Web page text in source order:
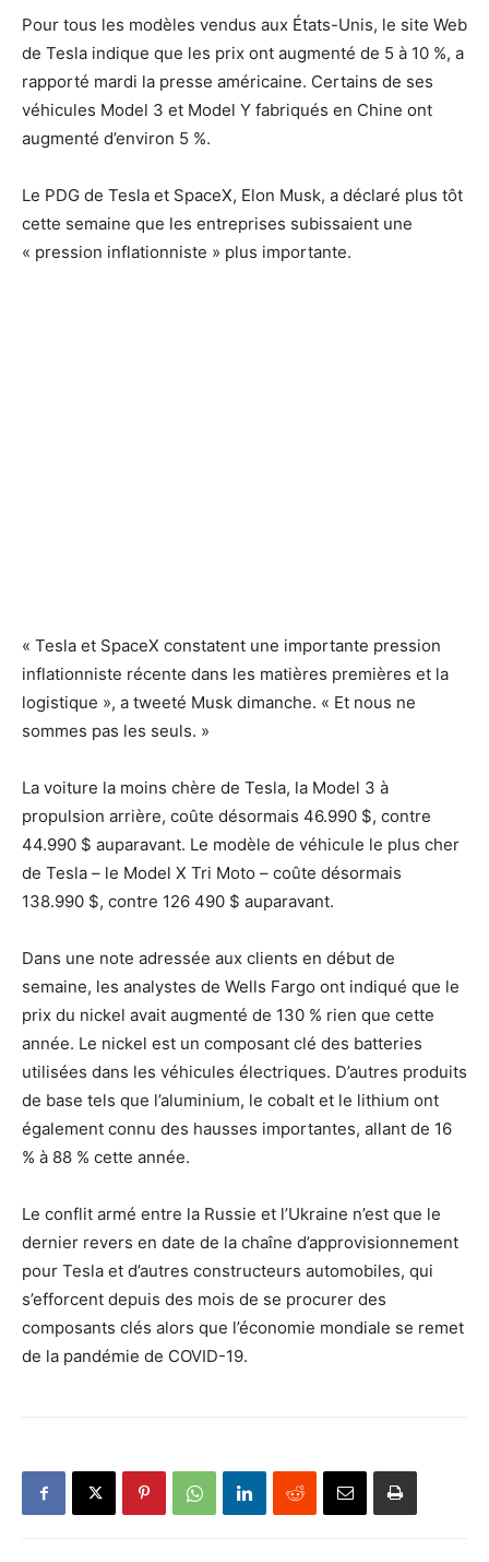
Pour tous les modèles vendus aux États-Unis, le site Web
de Tesla indique que les prix ont augmenté de 5 à 10 %, a
rapporté mardi la presse américaine. Certains de ses
véhicules Model 3 et Model Y fabriqués en Chine ont
augmenté d’environ 5 %.
Le PDG de Tesla et SpaceX, Elon Musk, a déclaré plus tôt
cette semaine que les entreprises subissaient une
« pression inflationniste » plus importante.
« Tesla et SpaceX constatent une importante pression
inflationniste récente dans les matières premières et la
logistique », a tweeté Musk dimanche. « Et nous ne
sommes pas les seuls. »
La voiture la moins chère de Tesla, la Model 3 à
propulsion arrière, coûte désormais 46.990 $, contre
44.990 $ auparavant. Le modèle de véhicule le plus cher
de Tesla – le Model X Tri Moto – coûte désormais
138.990 $, contre 126 490 $ auparavant.
Dans une note adressée aux clients en début de
semaine, les analystes de Wells Fargo ont indiqué que le
prix du nickel avait augmenté de 130 % rien que cette
année. Le nickel est un composant clé des batteries
utilisées dans les véhicules électriques. D’autres produits
de base tels que l’aluminium, le cobalt et le lithium ont
également connu des hausses importantes, allant de 16
% à 88 % cette année.
Le conflit armé entre la Russie et l’Ukraine n’est que le
dernier revers en date de la chaîne d’approvisionnement
pour Tesla et d’autres constructeurs automobiles, qui
s’efforcent depuis des mois de se procurer des
composants clés alors que l’économie mondiale se remet
de la pandémie de COVID-19.